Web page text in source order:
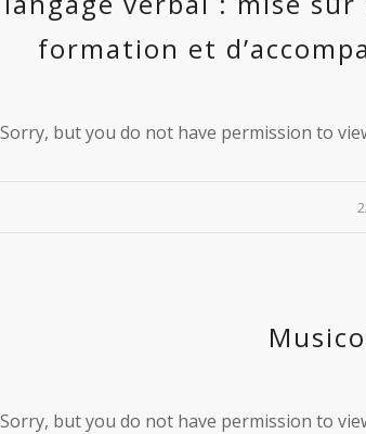
formation et
Sorry, but you do not have permission to
Sorry, but you do not have permission to